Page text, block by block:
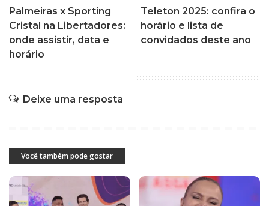
Palmeiras x Sporting
Cristal na Libertadores:
onde assistir, data e
horário
Teleton 2025: confira o
horário e lista de
convidados deste ano
Deixe uma resposta
Você também pode gostar